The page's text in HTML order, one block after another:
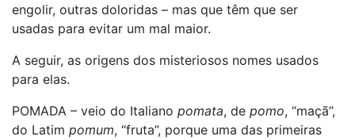
engolir, outras doloridas – mas que têm que ser
usadas para evitar um mal maior.
A seguir, as origens dos misteriosos nomes usados
para elas.
POMADA – veio do Italiano pomata, de pomo, “maçã”,
do Latim pomum, “fruta”, porque uma das primeiras